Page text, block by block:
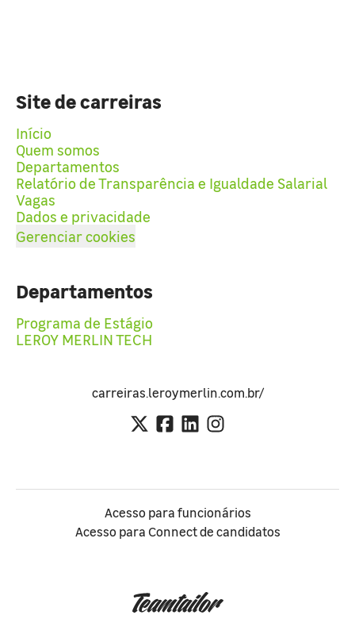
Site de carreiras
Início
Quem somos
Departamentos
Relatório de Transparência e Igualdade Salarial
Vagas
Dados e privacidade
Gerenciar cookies
Departamentos
Programa de Estágio
LEROY MERLIN TECH
carreiras.leroymerlin.com.br/
Acesso para funcionários
Acesso para Connect de candidatos